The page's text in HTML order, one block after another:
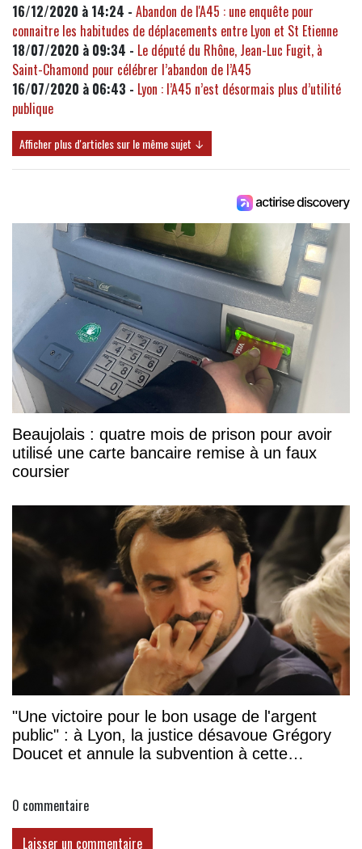
16/12/2020 à 14:24 - Abandon de l'A45 : une enquête pour
connaitre les habitudes de déplacements entre Lyon et St Etienne
18/07/2020 à 09:34 - Le député du Rhône, Jean-Luc Fugit, à
Saint-Chamond pour célébrer l’abandon de l’A45
16/07/2020 à 06:43 - Lyon : l’A45 n’est désormais plus d’utilité
publique
Afficher plus d'articles sur le même sujet ↓
Beaujolais : quatre mois de prison pour avoir
utilisé une carte bancaire remise à un faux
coursier
"Une victoire pour le bon usage de l'argent
public" : à Lyon, la justice désavoue Grégory
Doucet et annule la subvention à cette
0 commentaire
Laisser un commentaire